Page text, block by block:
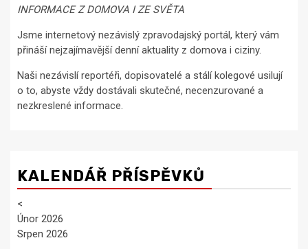
INFORMACE Z DOMOVA I ZE SVĚTA
Jsme internetový nezávislý zpravodajský portál, který vám
přináší nejzajímavější denní aktuality z domova i ciziny.
Naši nezávislí reportéři, dopisovatelé a stálí kolegové usilují
o to, abyste vždy dostávali skutečné, necenzurované a
nezkreslené informace.
KALENDÁŘ PŘÍSPĚVKŮ
<
Únor 2026
Srpen 2026